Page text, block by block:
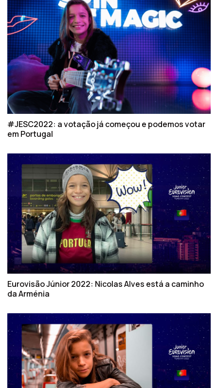
#JESC2022: a votação já começou e podemos votar
em Portugal
Eurovisão Júnior 2022: Nicolas Alves está a caminho
da Arménia